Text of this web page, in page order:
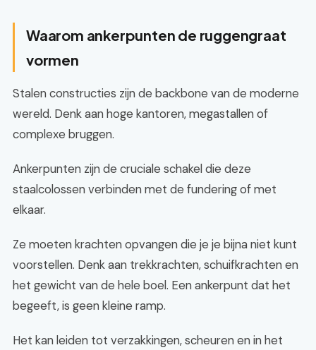
Waarom ankerpunten de ruggengraat
vormen
Stalen constructies zijn de backbone van de moderne
wereld. Denk aan hoge kantoren, megastallen of
complexe bruggen.
Ankerpunten zijn de cruciale schakel die deze
staalcolossen verbinden met de fundering of met
elkaar.
Ze moeten krachten opvangen die je je bijna niet kunt
voorstellen. Denk aan trekkrachten, schuifkrachten en
het gewicht van de hele boel. Een ankerpunt dat het
begeeft, is geen kleine ramp.
Het kan leiden tot verzakkingen, scheuren en in het